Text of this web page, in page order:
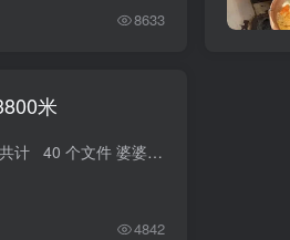
8633
米
3253-实体店《婆婆砂锅》13800米✓ 共计 40 个文件 婆婆简介 共计 2 个文件 （婆婆砂锅品牌手册）(14).pdf 大小 18.73M 2024-07-10 223410.jpg ...
4842